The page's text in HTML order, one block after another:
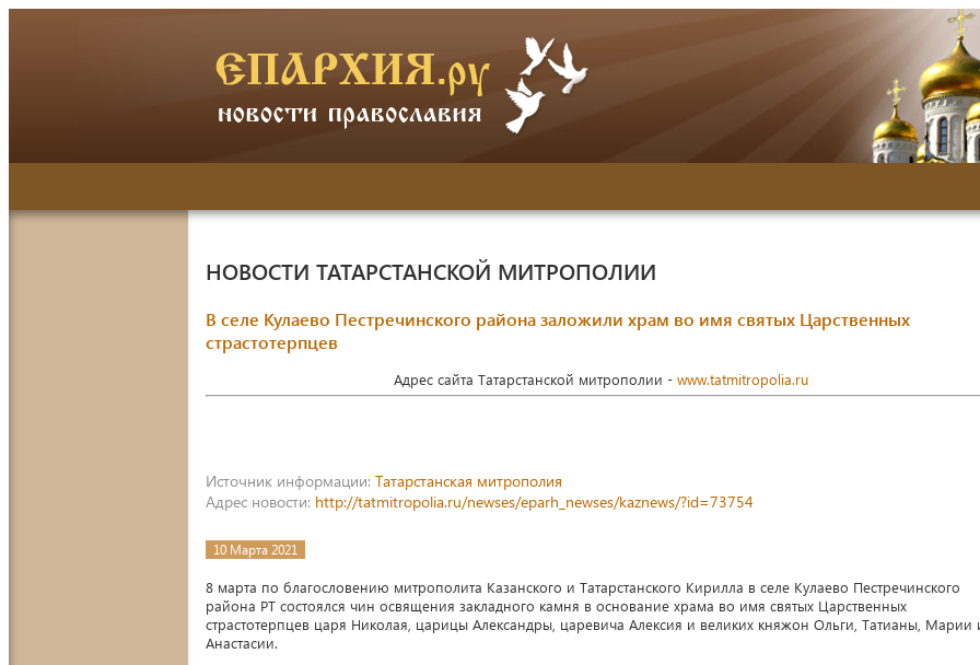
НОВОСТИ ТАТАРСТАНСКОЙ МИТРОПОЛИИ
В селе Кулаево Пестречинского района заложили храм во имя святых Царственных
страстотерпцев
Адрес сайта Татарстанской митрополии - www.tatmitropolia.ru
Источник информации: Татарстанская митрополия
Адрес новости: http://tatmitropolia.ru/newses/eparh_newses/kaznews/?id=73754
10 Марта 2021
8 марта по благословению митрополита Казанского и Татарстанского Кирилла в селе Кулаево Пестречинского
района РТ состоялся чин освящения закладного камня в основание храма во имя святых Царственных
страстотерпцев царя Николая, царицы Александры, царевича Алексия и великих княжон Ольги, Татианы, Марии
Анастасии.